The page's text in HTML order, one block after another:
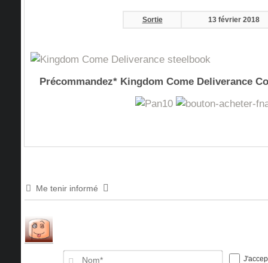
Sortie 13 février 2018
Précommandez* Kingdom Come Deliverance
Me tenir informé
Nom*